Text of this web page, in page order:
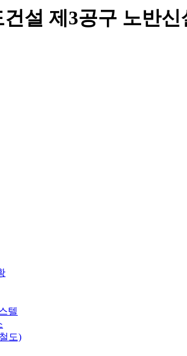
설 제3공구 노반
텔
도)